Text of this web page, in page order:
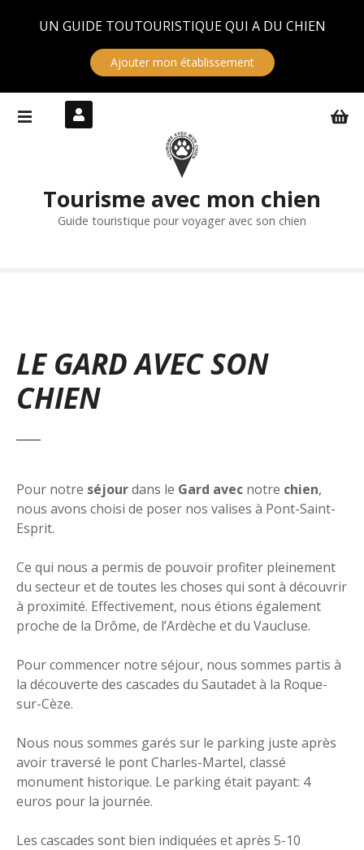
UN GUIDE TOUTOURISTIQUE QUI A DU CHIEN
Ajouter mon établissement
Tourisme avec mon chien
Guide touristique pour voyager avec son chien
LE GARD AVEC SON
CHIEN
Pour notre séjourdans le Gard avec notre chien,
nous avons choisi de poser nos valises à Pont-Saint-
Esprit.
Ce qui nous a permis de pouvoir profiter pleinement
du secteur et de toutes les choses qui sont à découvrir
à proximité. Effectivement, nous étions également
proche de la Drôme, de l’Ardèche et du Vaucluse.
Pour commencer notre séjour, nous sommes partis à
la découverte des cascades du Sautadet à la Roque-
sur-Cèze.
Nous nous sommes garés sur le parking juste après
avoir traversé le pont Charles-Martel, classé
monument historique. Le parking était payant: 4
euros pour la journée.
Les cascades sont bien indiquées et après 5-10